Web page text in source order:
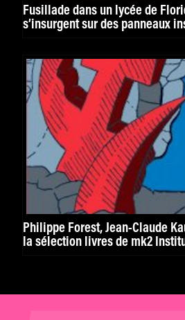
Fusillade dans un lycée de
s’insurgent sur des panneaux
Philippe Forest, Jean-Claude
la sélection livres de mk2